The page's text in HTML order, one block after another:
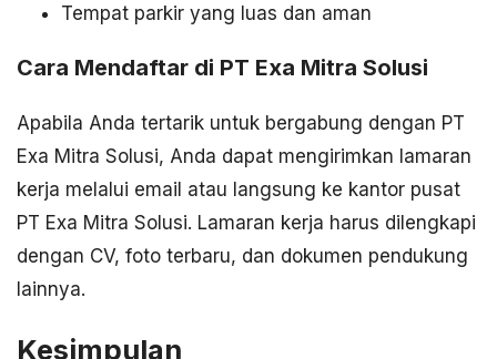
Tempat parkir yang luas dan aman
Cara Mendaftar di PT Exa Mitra Solusi
Apabila Anda tertarik untuk bergabung dengan PT
Exa Mitra Solusi, Anda dapat mengirimkan lamaran
kerja melalui email atau langsung ke kantor pusat
PT Exa Mitra Solusi. Lamaran kerja harus dilengkapi
dengan CV, foto terbaru, dan dokumen pendukung
lainnya.
Kesimpulan